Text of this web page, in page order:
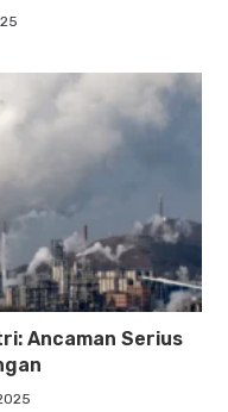
Ancaman Serius